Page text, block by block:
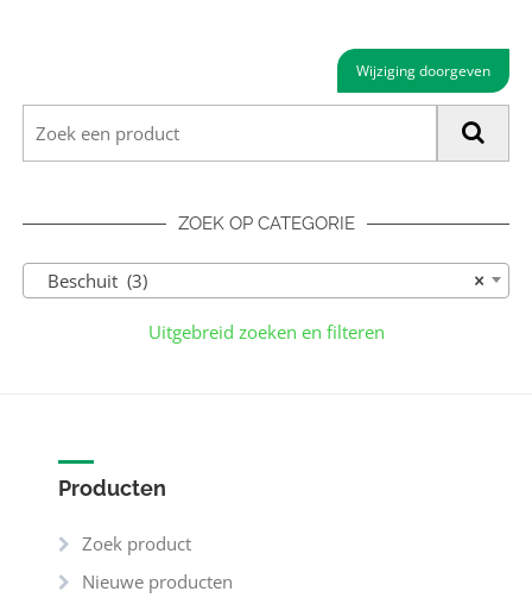
Wijziging doorgeven
ZOEK OP CATEGORIE
×
Beschuit (3)
Uitgebreid zoeken en filteren
Producten
Zoek product
Nieuwe producten